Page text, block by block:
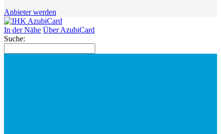
Anbieter werden
In der Nähe Über AzubiCard
Suche: